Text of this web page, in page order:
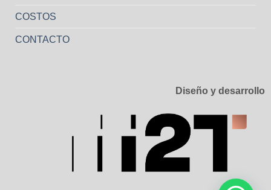
COSTOS
CONTACTO
Diseño y desarrollo